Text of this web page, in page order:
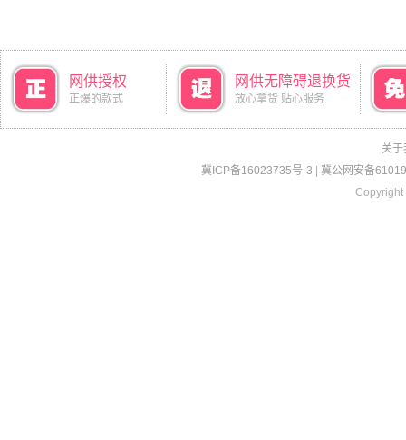
网供授权
正爆的款式
网供无障碍退换货
放心拿货 贴心服务
关于
冀ICP备16023735号-3
冀公网安备